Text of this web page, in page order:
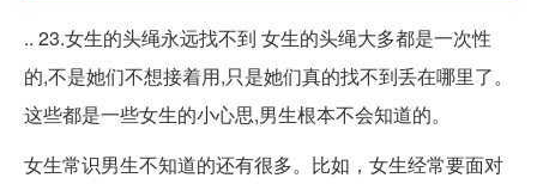
.. 23.女生的头绳永远找不到 女生的头绳大多都是一次性
的,不是她们不想接着用,只是她们真的找不到丢在哪里了。
这些都是一些女生的小心思,男生根本不会知道的。
女生常识男生不知道的还有很多。比如，女生经常要面对